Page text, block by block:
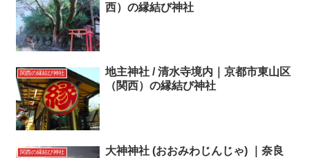
西）の縁結び神社
関西の縁結び神社
地主神社 / 清水寺境内｜京都市東山区
（関西）の縁結び神社
関西の縁結び神社
大神神社 (おおみわじんじゃ) ｜奈良